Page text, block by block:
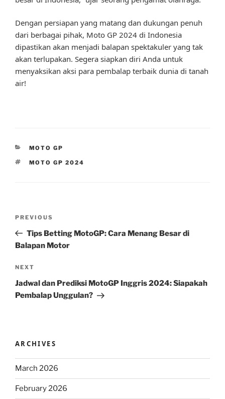
Dengan persiapan yang matang dan dukungan penuh
dari berbagai pihak, Moto GP 2024 di Indonesia
dipastikan akan menjadi balapan spektakuler yang tak
akan terlupakan. Segera siapkan diri Anda untuk
menyaksikan aksi para pembalap terbaik dunia di tanah
air!
CATEGORIES
MOTO GP
TAGS
MOTO GP 2024
Previous
Post
PREVIOUS
Tips Betting MotoGP: Cara Menang Besar di
Balapan Motor
Next
Post
NEXT
Jadwal dan Prediksi MotoGP Inggris 2024: Siapakah
Pembalap Unggulan?
ARCHIVES
March 2026
February 2026